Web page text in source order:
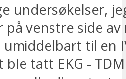
undersøkelser,
venstre side av
umiddelbart til en
tatt EKG -